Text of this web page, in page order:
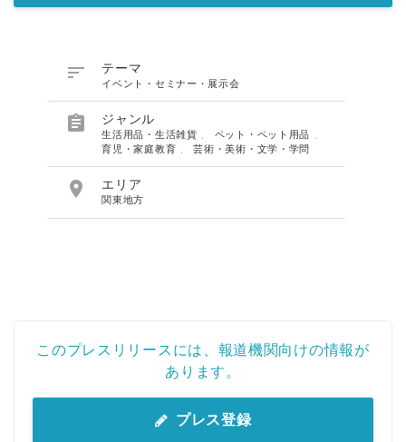
 テーマ
イベント・セミナー・展示会
 ジャンル
生活用品・生活雑貨 ペット・ペット用品
育児・家庭教育
、芸術・美術・文学・学問
 エリア
関東地方
このプレスリリースには、報道機関向けの情報が
あります。
プレス登録